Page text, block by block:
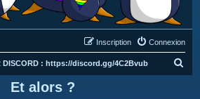
Connexion
Inscription
DISCORD : https://discord.gg/4C2Bvub
Et alors ?